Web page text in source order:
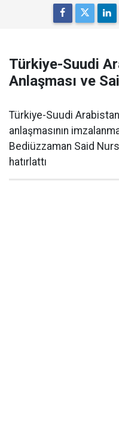
Türkiye-Suudi
Anlaşması ve
Türkiye-Suudi
anlaşmasının
Bediüzzaman Said
hatırlattı